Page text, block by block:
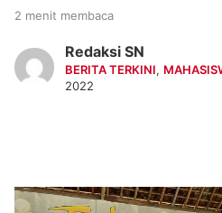
2 menit membaca
Redaksi SN
BERITA TERKINI,
2022